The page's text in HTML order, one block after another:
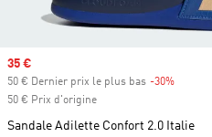
Prix soldé
35 €
50 € Dernier prix le plus bas -30%
50 € Prix d'origine
Sandale Adilette Confort 2.0 Italie